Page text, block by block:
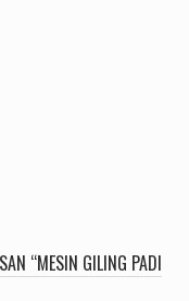
“MESIN GILING PADI